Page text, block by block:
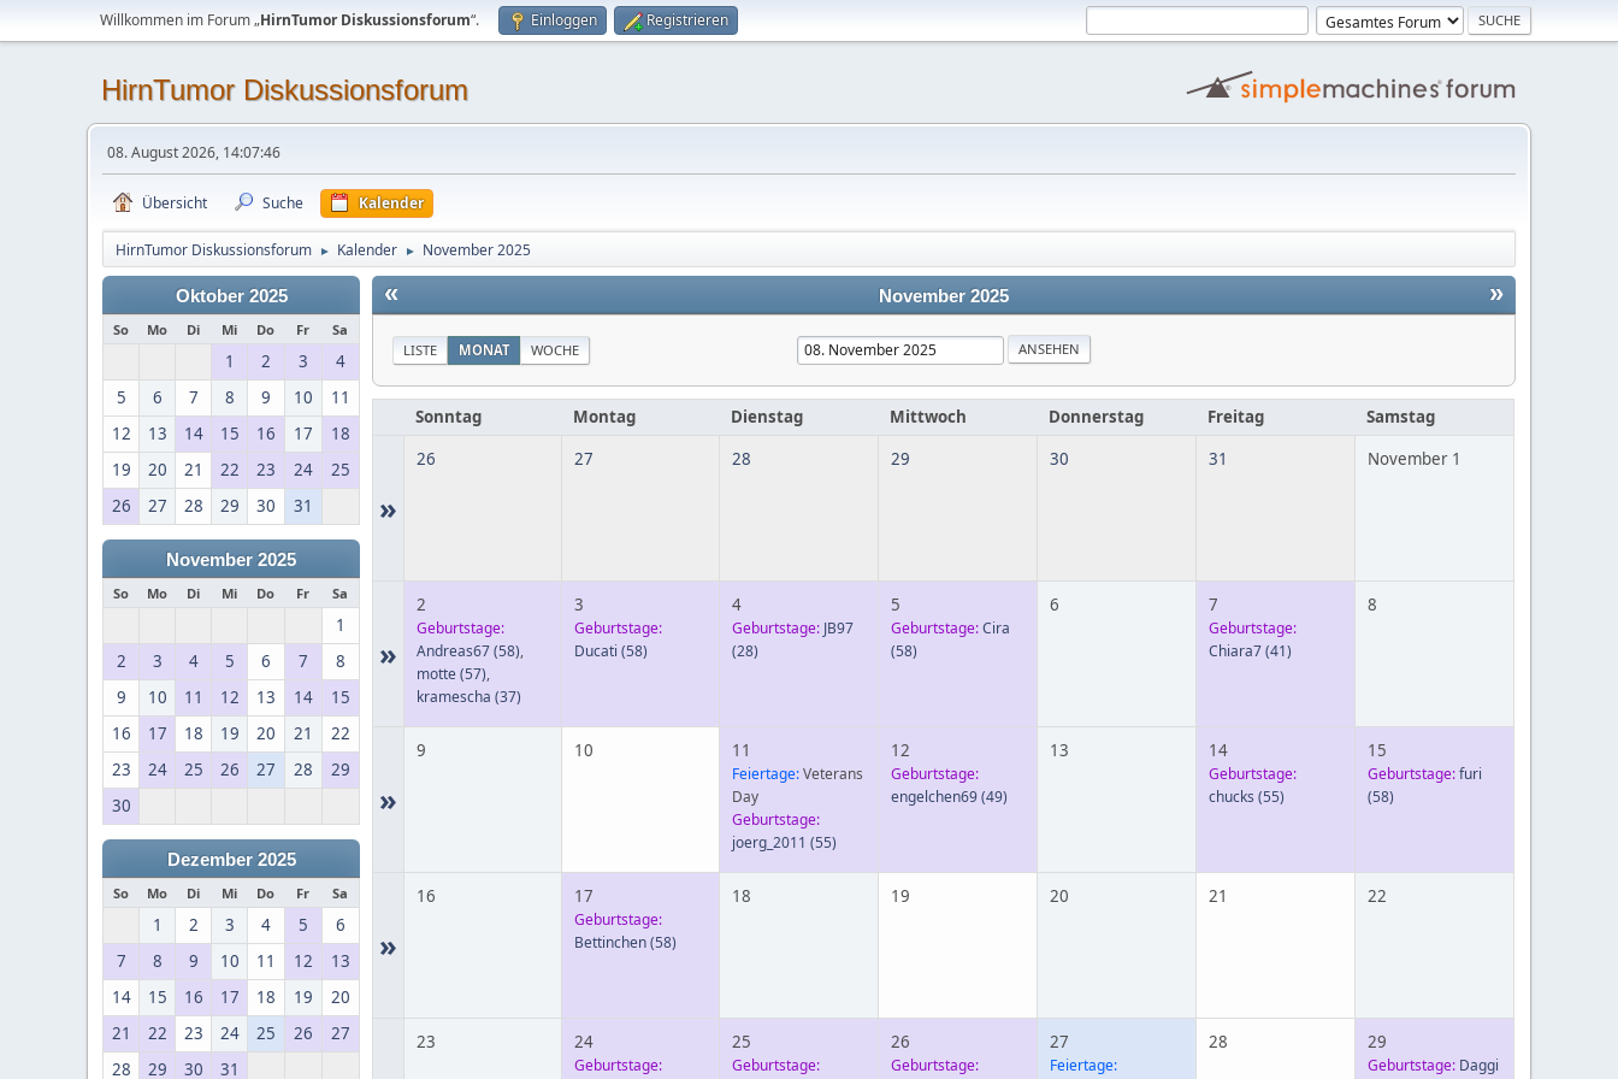
Willkommen im Forum „HirnTumor Diskussionsforum“. Einloggen Registrieren
HirnTumor Diskussionsforum
08. August 2026, 14:07:46
Übersicht Suche Kalender
HirnTumor Diskussionsforum ► Kalender ► November 2025
Oktober 2025
So Mo Di Mi Do Fr Sa
1 2 3
4
5
6 7 8 9 10
11
12
13 14 15 16 17
18
19
20 21 22 23 24
25
26
27 28 29 30 31
November 2025
So Mo Di Mi Do Fr Sa
1
2
3 4 5 6 7
8
9
10 11 12 13 14
15
16
17 18 19 20 21
22
23
24 25 26 27 28
29
30
Dezember 2025
So Mo Di Mi Do Fr Sa
1 2 3 4 5
6
7
8 9 10 11 12
13
14
15 16 17 18 19
20
21
22 23 24 25 26
27
28
29 30 31
« »
November 2025
LISTE MONAT WOCHE
Sonntag Montag Dienstag Mittwoch Donnerstag Freitag Samstag
»
26 27 28 29 30 31 November 1
»
2
Geburtstage:
Andreas67(58),
motte(57),
kramescha (37)
3
Geburtstage:
Ducati (58)
4
Geburtstage: JB97
(28)
5
Geburtstage:Cira
(58)
6 7
Geburtstage:
Chiara7(41)
8
»
9 10 11
Feiertage:Veterans
Day
Geburtstage:
joerg_2011 (55)
12
Geburtstage:
engelchen69(49)
13 14
Geburtstage:
chucks (55)
15
Geburtstage:furi
(58)
»
16 17
Geburtstage:
Bettinchen(58)
18 19 20 21 22
23 24
Geburtstage:
25
Geburtstage:
26
Geburtstage:
27
Feiertage:
28 29
Geburtstage: Daggi